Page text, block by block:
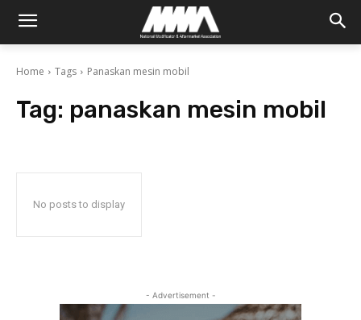
Home Tags Panaskan mesin mobil
Tag: panaskan mesin mobil
No posts to display
- Advertisement -